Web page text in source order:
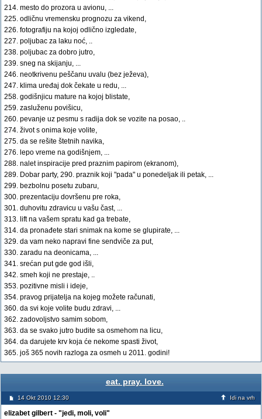
214. mesto do prozora u avionu, ...
225. odličnu vremensku prognozu za vikend,
226. fotografiju na kojoj odlično izgledate,
227. poljubac za laku noć, ..
238. poljubac za dobro jutro,
239. sneg na skijanju, ...
246. neotkrivenu peščanu uvalu (bez ježeva),
247. klima uređaj dok čekate u redu, ...
258. godišnjicu mature na kojoj blistate,
259. zasluženu povišicu,
260. pevanje uz pesmu s radija dok se vozite na posao, ..
274. život s onima koje volite,
275. da se rešite štetnih navika,
276. lepo vreme na godišnjem, ...
288. nalet inspiracije pred praznim papirom (ekranom),
289. Dobar party, 290. praznik koji "pada" u ponedeljak ili petak, ...
299. bezbolnu posetu zubaru,
300. prezentaciju dovršenu pre roka,
301. duhovitu zdravicu u vašu čast, ...
313. lift na vašem spratu kad ga trebate,
314. da pronađete stari snimak na kome se glupirate, ...
329. da vam neko napravi fine sendviče za put,
330. zaradu na deonicama, ...
341. srećan put gde god išli,
342. smeh koji ne prestaje, ..
353. pozitivne misli i ideje,
354. pravog prijatelja na kojeg možete računati,
360. da svi koje volite budu zdravi, ...
362. zadovoljstvo samim sobom,
363. da se svako jutro budite sa osmehom na licu,
364. da darujete krv koja će nekome spasti život,
365. još 365 novih razloga za osmeh u 2011. godini!
eat. pray. love.
14 Okt 2010 12:30 Idi na vrh
elizabet gilbert - "jedi, moli, voli"